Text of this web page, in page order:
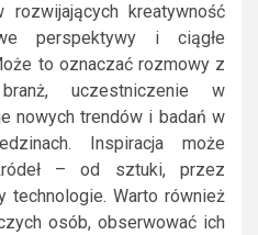
rozwijających kreatywność
perspektywy i ciągłe
to oznaczać rozmowy z
uczestniczenie w
nowych trendów i badań w
Inspiracja może
– od sztuki, przez
technologie. Warto również
osób, obserwować ich